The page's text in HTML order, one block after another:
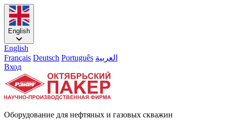
English
English
Français Deutsch Português العربية
Вход
Оборудование для нефтяных и газовых скважин